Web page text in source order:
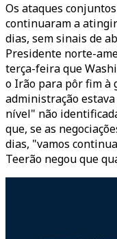
Os ataques
continuaram a
dias, sem sinais de
Presidente norte-
terça-feira que
o Irão para pôr fim à
administração
nível" não
que, se as
dias, "vamos
Teerão negou que